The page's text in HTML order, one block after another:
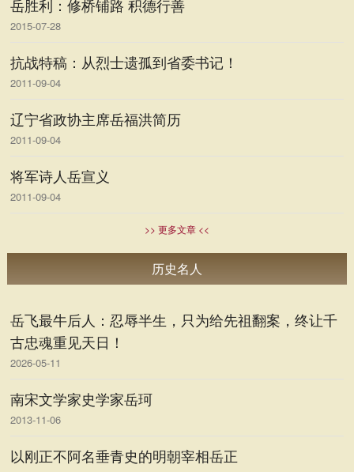
岳胜利：修桥铺路 积德行善
2015-07-28
抗战特稿：从烈士遗孤到省委书记！
2011-09-04
辽宁省政协主席岳福洪简历
2011-09-04
将军诗人岳宣义
2011-09-04
>> 更多文章 <<
历史名人
岳飞最牛后人：忍辱半生，只为给先祖翻案，终让千
古忠魂重见天日！
2026-05-11
南宋文学家史学家岳珂
2013-11-06
以刚正不阿名垂青史的明朝宰相岳正